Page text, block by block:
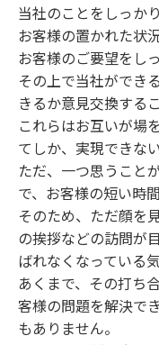
当社のことをしっか
お客様の置かれた状
お客様のご要望をし
その上で当社ができ
きるか意見交換するこ
これらはお互いが場
てしか、実現できな
ただ、一つ思うこと
で、お客様の短い時
そのため、ただ顔を
の挨拶などの訪問が
ばれなくなっている
あくまで、その打ち
客様の問題を解決で
もありません。